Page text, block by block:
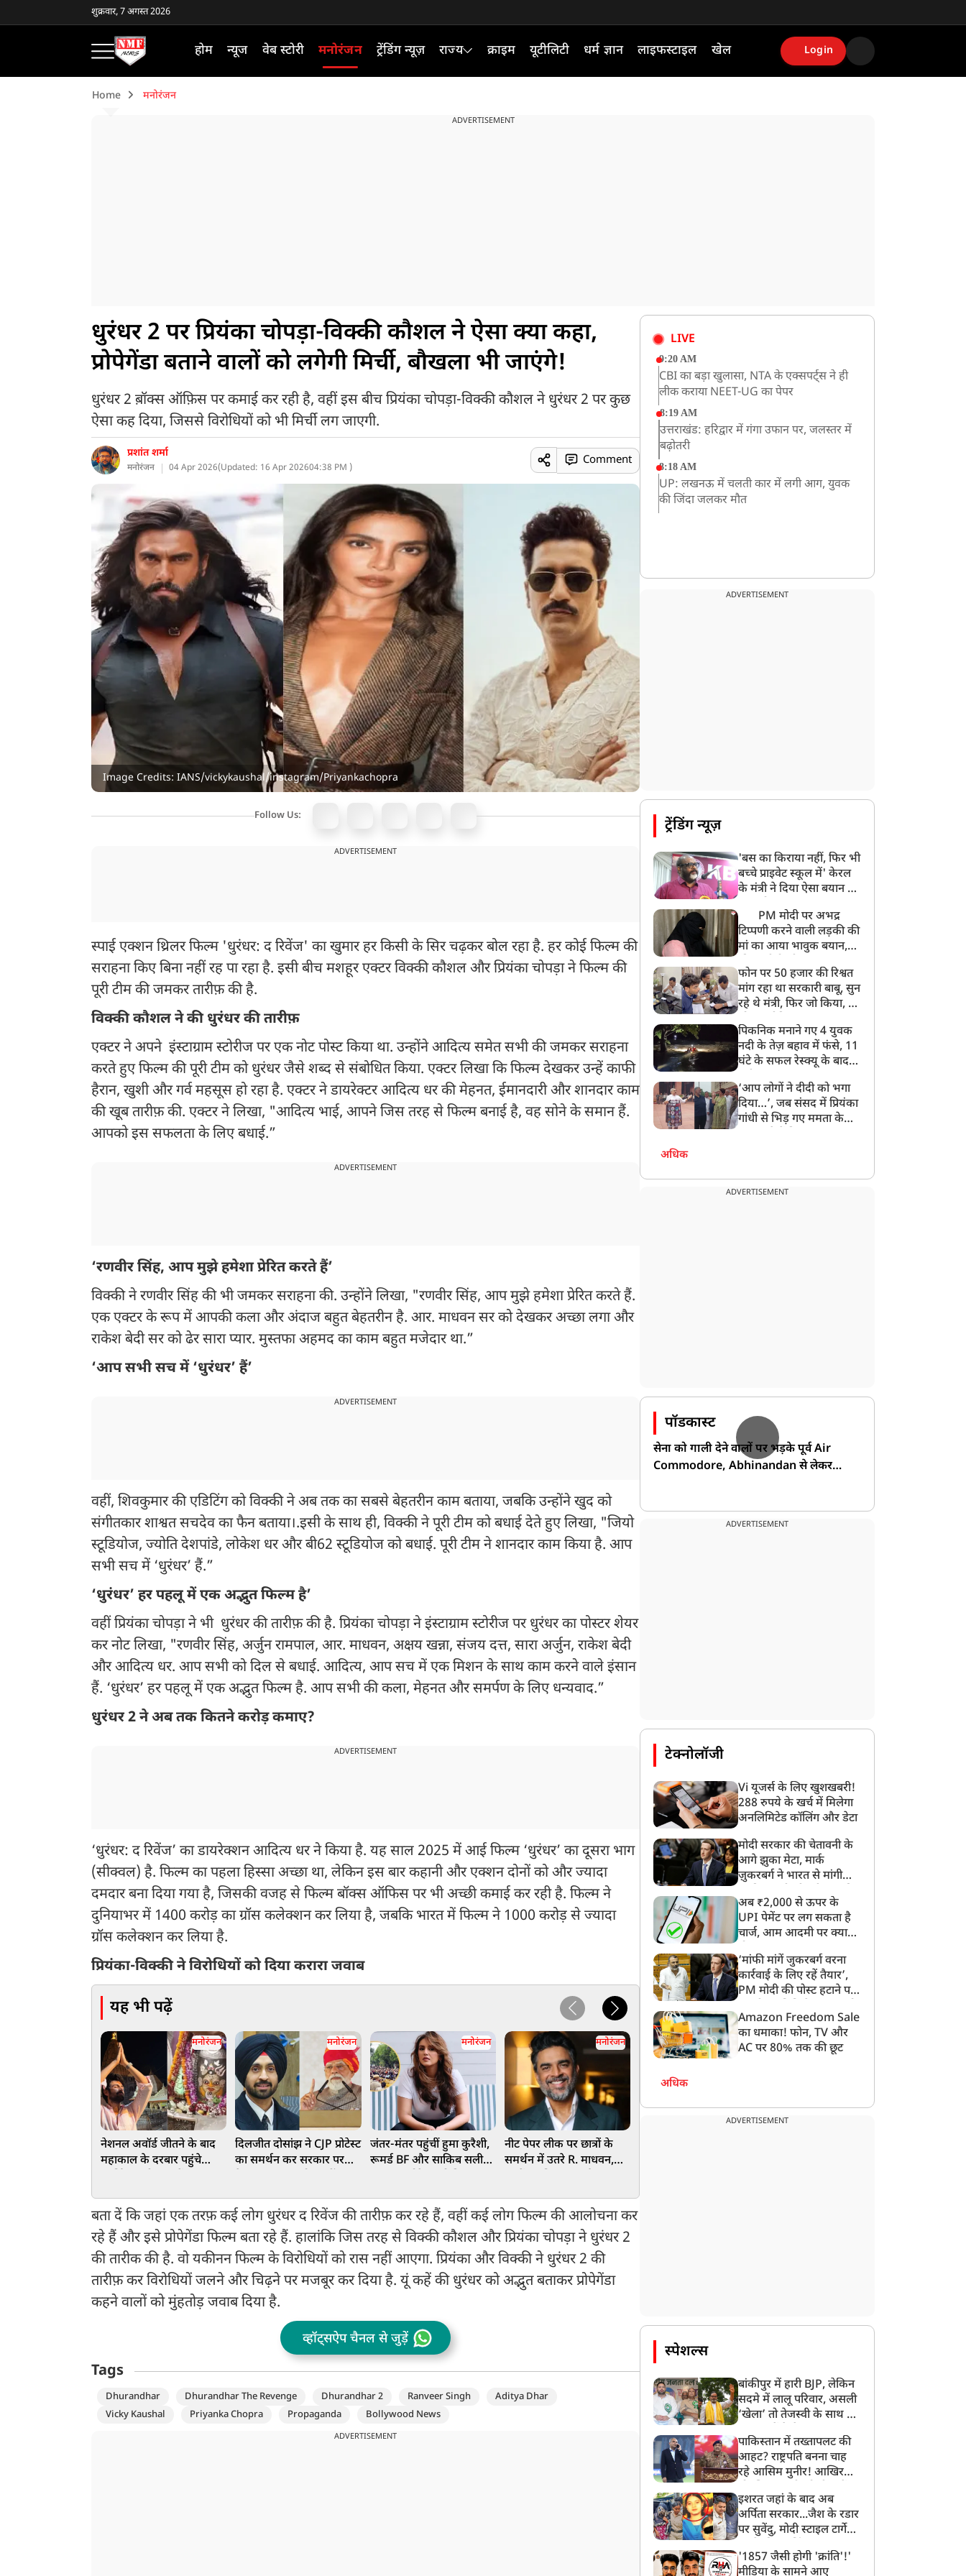
शुक्रवार, 7 अगस्त 2026
होम न्यूज वेब स्टोरी मनोरंजन ट्रेंडिंग न्यूज़ राज्य क्राइम यूटीलिटी धर्म ज्ञान लाइफस्टाइल खेल Login
Home मनोरंजन
ADVERTISEMENT
धुरंधर 2 पर प्रियंका चोपड़ा-विक्की कौशल ने ऐसा क्या कहा,
प्रोपेगेंडा बताने वालों को लगेगी मिर्ची, बौखला भी जाएंगे!
धुरंधर 2 ब़ॉक्स ऑफ़िस पर कमाई कर रही है, वहीं इस बीच प्रियंका चोपड़ा-विक्की कौशल ने धुरंधर 2 पर कुछ
ऐसा कह दिया, जिससे विरोधियों को भी मिर्ची लग जाएगी.
प्रशांत शर्मा
मनोरंजन 04 Apr 2026(Updated: 16 Apr 202604:38 PM )
Comment
Image Credits: IANS/vickykaushal/instagram/Priyankachopra
Follow Us:
ADVERTISEMENT
स्पाई एक्शन थ्रिलर फिल्म 'धुरंधर: द रिवेंज' का खुमार हर किसी के सिर चढ़कर बोल रहा है. हर कोई फिल्म की
सराहना किए बिना नहीं रह पा रहा है. इसी बीच मशहूर एक्टर विक्की कौशल और प्रियंका चोपड़ा ने फिल्म की
पूरी टीम की जमकर तारीफ़ की है.
विक्की कौशल ने की धुरंधर की तारीफ़
एक्टर ने अपने इंस्टाग्राम स्टोरीज पर एक नोट पोस्ट किया था. उन्होंने आदित्य समेत सभी की जमकर सराहना
करते हुए फिल्म की पूरी टीम को धुरंधर जैसे शब्द से संबोधित किया. एक्टर लिखा कि फिल्म देखकर उन्हें काफी
हैरान, खुशी और गर्व महसूस हो रहा है. एक्टर ने डायरेक्टर आदित्य धर की मेहनत, ईमानदारी और शानदार काम
की खूब तारीफ़ की. एक्टर ने लिखा, "आदित्य भाई, आपने जिस तरह से फिल्म बनाई है, वह सोने के समान हैं.
आपको इस सफलता के लिए बधाई.”
ADVERTISEMENT
‘रणवीर सिंह, आप मुझे हमेशा प्रेरित करते हैं’
विक्की ने रणवीर सिंह की भी जमकर सराहना की. उन्होंने लिखा, "रणवीर सिंह, आप मुझे हमेशा प्रेरित करते हैं.
एक एक्टर के रूप में आपकी कला और अंदाज बहुत बेहतरीन है. आर. माधवन सर को देखकर अच्छा लगा और
राकेश बेदी सर को ढेर सारा प्यार. मुस्तफा अहमद का काम बहुत मजेदार था.”
‘आप सभी सच में ‘धुरंधर’ हैं’
ADVERTISEMENT
वहीं, शिवकुमार की एडिटिंग को विक्की ने अब तक का सबसे बेहतरीन काम बताया, जबकि उन्होंने खुद को
संगीतकार शाश्वत सचदेव का फैन बताया।.इसी के साथ ही, विक्की ने पूरी टीम को बधाई देते हुए लिखा, "जियो
स्टूडियोज, ज्योति देशपांडे, लोकेश धर और बी62 स्टूडियोज को बधाई. पूरी टीम ने शानदार काम किया है. आप
सभी सच में ‘धुरंधर’ हैं.”
‘धुरंधर’ हर पहलू में एक अद्भुत फिल्म है’
वहीं प्रियंका चोपड़ा ने भी धुरंधर की तारीफ़ की है. प्रियंका चोपड़ा ने इंस्टाग्राम स्टोरीज पर धुरंधर का पोस्टर शेयर
कर नोट लिखा, "रणवीर सिंह, अर्जुन रामपाल, आर. माधवन, अक्षय खन्ना, संजय दत्त, सारा अर्जुन, राकेश बेदी
और आदित्य धर. आप सभी को दिल से बधाई. आदित्य, आप सच में एक मिशन के साथ काम करने वाले इंसान
हैं. ‘धुरंधर’ हर पहलू में एक अद्भुत फिल्म है. आप सभी की कला, मेहनत और समर्पण के लिए धन्यवाद.”
धुरंधर 2 ने अब तक कितने करोड़ कमाए?
ADVERTISEMENT
‘धुरंधर: द रिवेंज’ का डायरेक्शन आदित्य धर ने किया है. यह साल 2025 में आई फिल्म ‘धुरंधर’ का दूसरा भाग
(सीक्वल) है. फिल्म का पहला हिस्सा अच्छा था, लेकिन इस बार कहानी और एक्शन दोनों को और ज्यादा
दमदार बना दिया गया है, जिसकी वजह से फिल्म बॉक्स ऑफिस पर भी अच्छी कमाई कर रही है. फिल्म ने
दुनियाभर में 1400 करोड़ का ग्रॉस कलेक्शन कर लिया है, जबकि भारत में फिल्म ने 1000 करोड़ से ज्यादा
ग्रॉस कलेक्शन कर लिया है.
प्रियंका-विक्की ने विरोधियों को दिया करारा जवाब
यह भी पढ़ें
मनोरंजन
नेशनल अवॉर्ड जीतने के बाद
महाकाल के दरबार पहुंचे
मनोरंजन
दिलजीत दोसांझ ने CJP प्रोटेस्ट
का समर्थन कर सरकार पर
सिखाया सबक
मनोरंजन
जंतर-मंतर पहुंचीं हुमा कुरैशी,
रूमर्ड BF और साकिब सलीम
मनोरंजन
नीट पेपर लीक पर छात्रों के
समर्थन में उतरे R. माधवन,
मिले कड़ी सजा
मनोरंजन
सिखाया गया सबक
बता दें कि जहां एक तरफ़ कई लोग धुरंधर द रिवेंज की तारीफ़ कर रहे हैं, वहीं कई लोग फिल्म की आलोचना कर
रहे हैं और इसे प्रोपेगेंडा फिल्म बता रहे हैं. हालांकि जिस तरह से विक्की कौशल और प्रियंका चोपड़ा ने धुरंधर 2
की तारीक की है. वो यकीनन फिल्म के विरोधियों को रास नहीं आएगा. प्रियंका और विक्की ने धुरंधर 2 की
तारीफ़ कर विरोधियों जलने और चिढ़ने पर मजबूर कर दिया है. यूं कहें की धुरंधर को अद्भुत बताकर प्रोपेगेंडा
कहने वालों को मुंहतोड़ जवाब दिया है.
व्हॉट्सऐप चैनल से जुड़ें
Tags
Dhurandhar Dhurandhar The Revenge Dhurandhar 2 Ranveer Singh
Aditya Dhar
Vicky Kaushal
Priyanka Chopra Propaganda Bollywood News
ADVERTISEMENT
LIVE
9:20 AM
CBI का बड़ा खुलासा, NTA के एक्सपर्ट्स ने ही
लीक कराया NEET-UG का पेपर
8:19 AM
उत्तराखंड: हरिद्वार में गंगा उफान पर, जलस्तर में
बढ़ोतरी
8:18 AM
UP: लखनऊ में चलती कार में लगी आग, युवक
की जिंदा जलकर मौत
ADVERTISEMENT
ट्रेंडिंग न्यूज़
'बस का किराया नहीं, फिर भी
बच्चे प्राइवेट स्कूल में' केरल
के मंत्री ने दिया ऐसा बयान की
PM मोदी पर अभद्र
टिप्पणी करने वाली लड़की की
मां का आया भावुक बयान,
बेटी को गोद लें प्रधानमंत्री
फोन पर 50 हजार की रिश्वत
मांग रहा था सरकारी बाबू, सुन
रहे थे मंत्री, फिर जो किया, वो
पिकनिक मनाने गए 4 युवक
नदी के तेज़ बहाव में फंसे, 11
घंटे के सफल रेस्क्यू के बाद
‘आप लोगों ने दीदी को भगा
दिया…’, जब संसद में प्रियंका
गांधी से भिड़ गए ममता के
अधिक
ADVERTISEMENT
पॉडकास्ट
सेना को गाली देने वालों पर भड़के पूर्व Air
Commodore, Abhinandan से लेकर
ADVERTISEMENT
टेक्नोलॉजी
Vi यूजर्स के लिए खुशखबरी!
288 रुपये के खर्च में मिलेगा
अनलिमिटेड कॉलिंग और डेटा
मोदी सरकार की चेतावनी के
आगे झुका मेटा, मार्क
ज़ुकरबर्ग ने भारत से मांगी
अब ₹2,000 से ऊपर के
UPI पेमेंट पर लग सकता है
चार्ज, आम आदमी पर क्या
‘मांफी मांगें जुकरबर्ग वरना
कार्रवाई के लिए रहें तैयार’,
PM मोदी की पोस्ट हटाने पर
लगाई फटकार
Amazon Freedom Sale
का धमाका! फोन, TV और
AC पर 80% तक की छूट
अधिक
ADVERTISEMENT
स्पेशल्स
बांकीपुर में हारी BJP, लेकिन
सदमे में लालू परिवार, असली
‘खेला’ तो तेजस्वी के साथ हो
पाकिस्तान में तख्तापलट की
आहट? राष्ट्रपति बनना चाह
रहे आसिम मुनीर! आखिर
बनाया मोहरा?
इशरत जहां के बाद अब
अर्पिता सरकार...जैश के रडार
पर सुवेंदु, मोदी स्टाइल टार्गेट
बड़ा एक्शन!
'1857 जैसी होगी 'क्रांति'!'
मीडिया के सामने आए